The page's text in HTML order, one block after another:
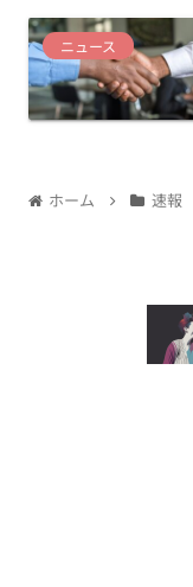
ニュース
ホーム 速報